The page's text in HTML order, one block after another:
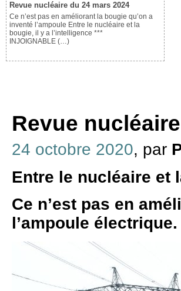
Revue nucléaire du 24 mars 2024
Ce n’est pas en améliorant la bougie qu’on a
inventé l’ampoule Entre le nucléaire et la
bougie, il y a l’intelligence ***
INJOIGNABLE (…)
Revue
24 octobre 2020, par
Entre le nucléaire et
Ce n’est pas en
l’ampoule électrique.